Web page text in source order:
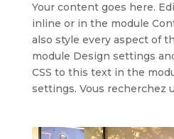
Your content goes here.
inline or in the module
also style every aspect of
module Design settings
CSS to this text in the
settings. Vous recherchez